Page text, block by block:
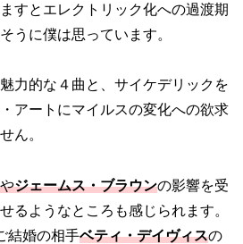
すとエレクトリック化への過渡期
うに僕は思っています。
力的な４曲と、サイケデリックを
アートにマイルスの変化への欲求
ん。
やジェームス・ブラウンの影響を受
るようなところも感じられます。
結婚の相手ベティ・デイヴィスの